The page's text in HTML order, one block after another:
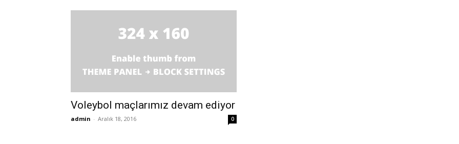
Voleybol maçlarımız devam ediyor
admin - Aralık 18, 2016 0